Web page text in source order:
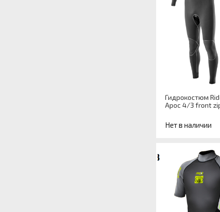
Гидрокостюм
Apoc 4/3 front
Нет в наличии
Назначение
гидрокостюма